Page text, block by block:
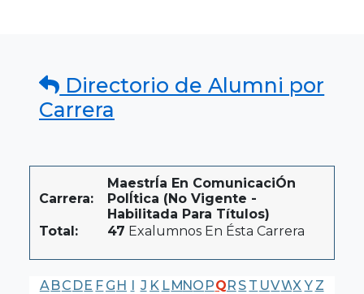
Directorio de Alumni por
Carrera
Carrera:
MaestrÍa En ComunicaciÓn
PolÍtica (No Vigente -
Habilitada Para Títulos)
Total:
47 Exalumnos En Ésta Carrera
A BC DE F G H I J K LMNO PQR S T UVWX Y Z